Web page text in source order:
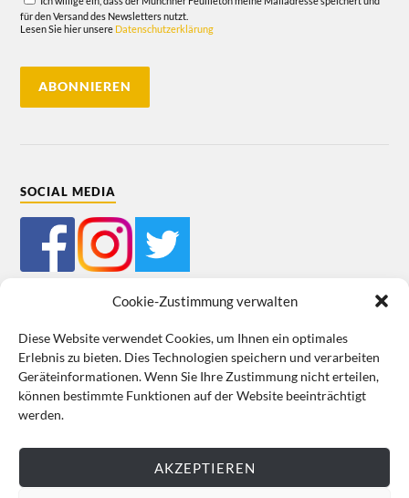
Cookie-Zustimmung verwalten
Diese Website verwendet Cookies, um Ihnen ein optimales
Erlebnis zu bieten. Dies Technologien speichern und verarbeiten
Geräteinformationen. Wenn Sie Ihre Zustimmung nicht erteilen,
können bestimmte Funktionen auf der Website beeinträchtigt
werden.
AKZEPTIEREN
für den Versand des Newsletters nutzt.
Lesen Sie hier unsere Datenschutzerklärung
SOCIAL MEDIA
Mein Bestellkonto Kundeninformationen Datenschutz
Cookie-Richtlinie (EU) Impressum
VERTRAG WIDERRUFEN